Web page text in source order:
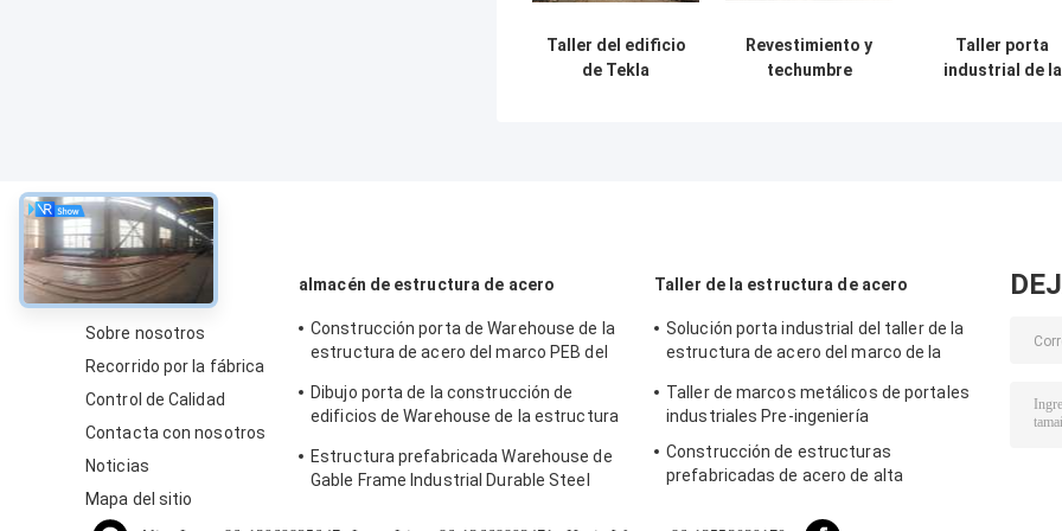
Taller del edificio
de Tekla
Revestimiento y
techumbre
Taller porta
industrial de la
Sobre
Sobre nosotros
Recorrido por la fábrica
Control de Calidad
Contacta con nosotros
Noticias
Mapa del sitio
almacén de estructura de acero
Construcción porta de Warehouse de la
estructura de acero del marco PEB del
Dibujo porta de la construcción de
edificios de Warehouse de la estructura
Estructura prefabricada Warehouse de
Gable Frame Industrial Durable Steel
Taller de la estructura de acero
Solución porta industrial del taller de la
estructura de acero del marco de la
revestimiento
Taller de marcos metálicos de portales
industriales Pre-ingeniería
Construcción de estructuras
prefabricadas de acero de alta